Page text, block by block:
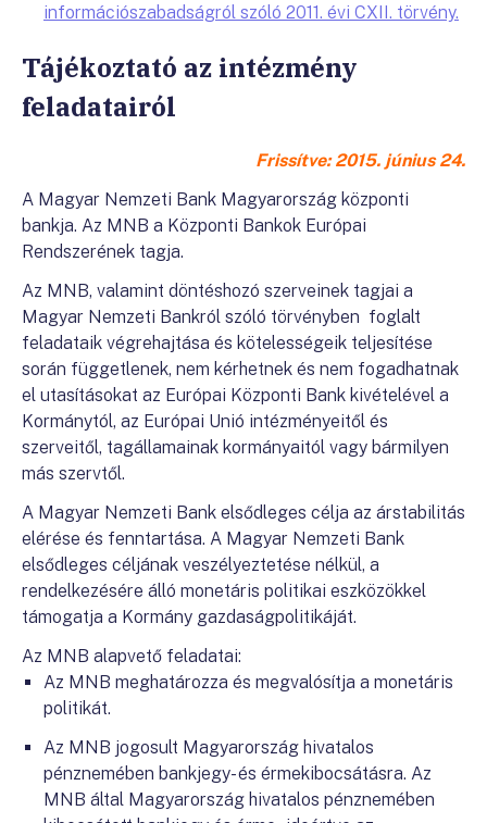
információszabadságról szóló 2011. évi CXII. törvény.
Tájékoztató az intézmény
feladatairól
Frissítve: 2015. június 24.
A Magyar Nemzeti Bank Magyarország központi
bankja. Az MNB a Központi Bankok Európai
Rendszerének tagja.
Az MNB, valamint döntéshozó szerveinek tagjai a
Magyar Nemzeti Bankról szóló törvényben foglalt
feladataik végrehajtása és kötelességeik teljesítése
során függetlenek, nem kérhetnek és nem fogadhatnak
el utasításokat az Európai Központi Bank kivételével a
Kormánytól, az Európai Unió intézményeitől és
szerveitől, tagállamainak kormányaitól vagy bármilyen
más szervtől.
A Magyar Nemzeti Bank elsődleges célja az árstabilitás
elérése és fenntartása. A Magyar Nemzeti Bank
elsődleges céljának veszélyeztetése nélkül, a
rendelkezésére álló monetáris politikai eszközökkel
támogatja a Kormány gazdaságpolitikáját.
Az MNB alapvető feladatai:
Az MNB meghatározza és megvalósítja a monetáris
politikát.
Az MNB jogosult Magyarország hivatalos
pénznemében bankjegy- és érmekibocsátásra. Az
MNB által Magyarország hivatalos pénznemében